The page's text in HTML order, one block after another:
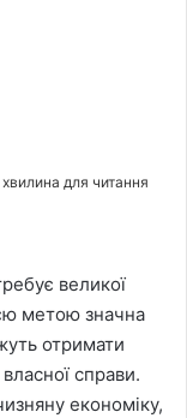
хвилина для читання
великої
метою значна
отримати
справи.
економіку,